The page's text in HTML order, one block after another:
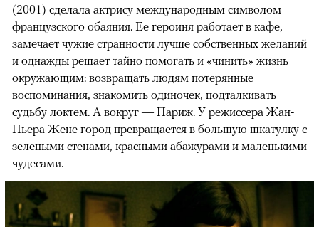
(2001) сделала актрису международным символом
французского обаяния. Ее героиня работает в кафе,
замечает чужие странности лучше собственных желаний
и однажды решает тайно помогать и «чинить» жизнь
окружающим: возвращать людям потерянные
воспоминания, знакомить одиночек, подталкивать
судьбу локтем. А вокруг — Париж. У режиссера Жан-
Пьера Жене город превращается в большую шкатулку с
зелеными стенами, красными абажурами и маленькими
чудесами.